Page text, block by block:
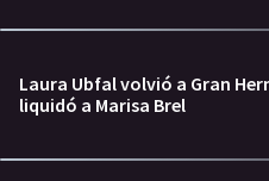
Laura Ubfal volvió a Gran
liquidó a Marisa Brel